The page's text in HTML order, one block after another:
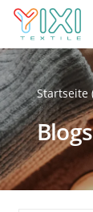
Startseite
Blogs